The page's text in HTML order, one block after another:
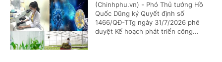
(Chinhphu.vn) - Phó Thủ tướng Hồ
Quốc Dũng ký Quyết định số
1466/QĐ-TTg ngày 31/7/2026 phê
duyệt Kế hoạch phát triển công...